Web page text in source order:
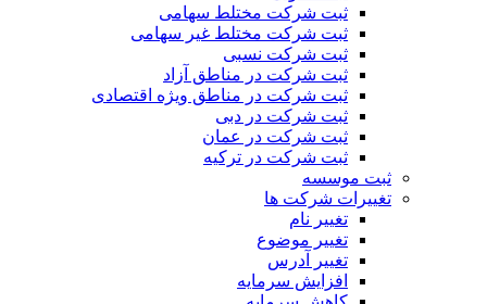
ثبت شرکت مختلط سهامی
ثبت شرکت مختلط غیر سهامی
ثبت شرکت نسبی
ثبت شرکت در مناطق آزاد
ثبت شرکت در مناطق ویژه اقتصادی
ثبت شرکت در دبی
ثبت شرکت در عمان
ثبت شرکت در ترکیه
ثبت موسسه
تغییرات شرکت ها
تغییر نام
تغییر موضوع
تغییر آدرس
افزایش سرمایه